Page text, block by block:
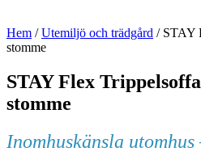
Hem /Utemiljö och trädgård / STAY
stomme
STAY Flex
stomme
Inomhuskänsla